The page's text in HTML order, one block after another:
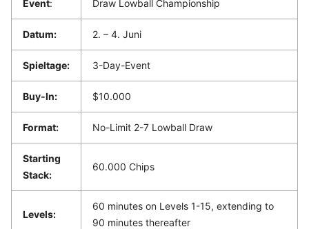
Event:
Draw Lowball Championship
Datum: 2. – 4. Juni
Spieltage: 3-Day-Event
Buy-In: $10.000
Format: No-Limit 2-7 Lowball Draw
Starting
Stack:
60.000 Chips
Levels:
60 minutes on Levels 1-15, extending to
90 minutes thereafter